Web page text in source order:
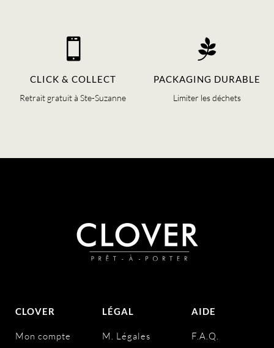

CLICK & COLLECT
Retrait gratuit à Ste-Suzanne

PACKAGING DURABLE
Limiter les déchets
CLOVER
Mon compte
LÉGAL
M. Légales
AIDE
F.A.Q.